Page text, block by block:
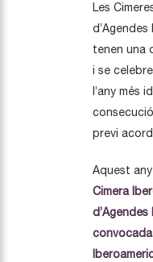
Les
tenen una
i se
l’any més
previ
Aquest
Cimera